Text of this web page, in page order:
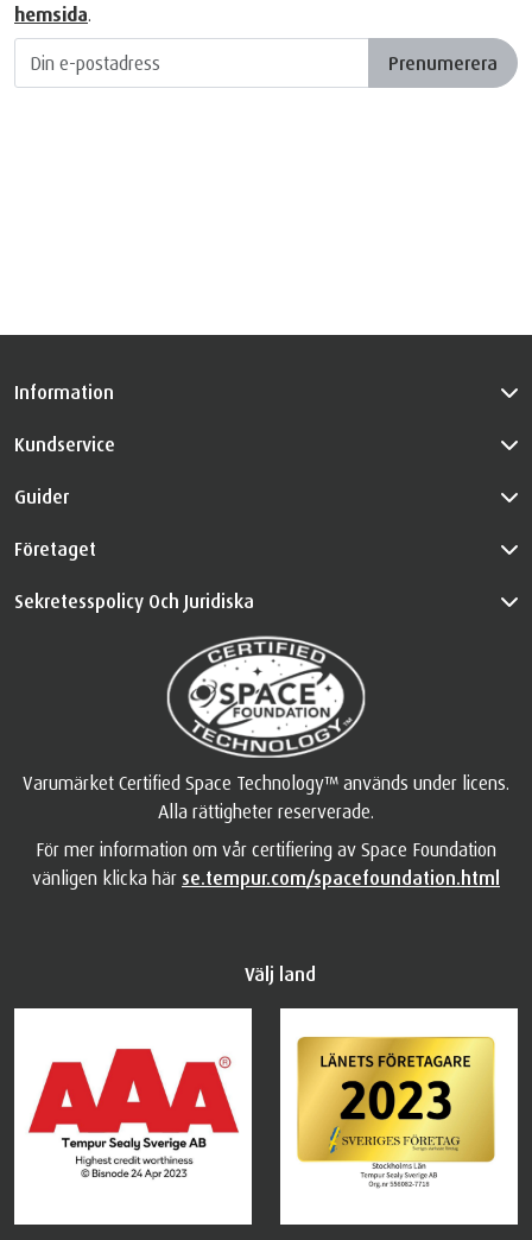
hemsida.
Prenumerera
Information
Kundservice
Guider
Företaget
Sekretesspolicy Och Juridiska
Varumärket Certified Space Technology™ används under licens.
Alla rättigheter reserverade.
För mer information om vår certifiering av Space Foundation
vänligen klicka här se.tempur.com/spacefoundation.html
Välj land